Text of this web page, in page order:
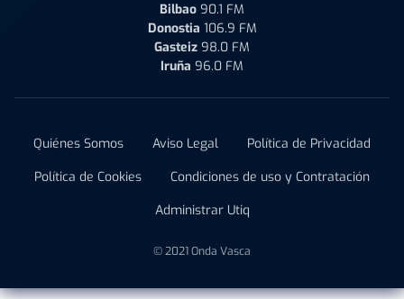
Bilbao 90.1 FM
Donostia 106.9 FM
Gasteiz 98.0 FM
Iruña 96.0 FM
Quiénes Somos Aviso Legal
Política de Privacidad
Política de Cookies
Condiciones de uso y Contratación
Administrar Utiq
© 2021 Onda Vasca